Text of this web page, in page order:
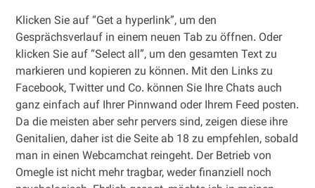
Klicken Sie auf “Get a hyperlink”, um den
Gesprächsverlauf in einem neuen Tab zu öffnen. Oder
klicken Sie auf “Select all”, um den gesamten Text zu
markieren und kopieren zu können. Mit den Links zu
Facebook, Twitter und Co. können Sie Ihre Chats auch
ganz einfach auf Ihrer Pinnwand oder Ihrem Feed posten.
Da die meisten aber sehr pervers sind, zeigen diese ihre
Genitalien, daher ist die Seite ab 18 zu empfehlen, sobald
man in einen Webcamchat reingeht. Der Betrieb von
Omegle ist nicht mehr tragbar, weder finanziell noch